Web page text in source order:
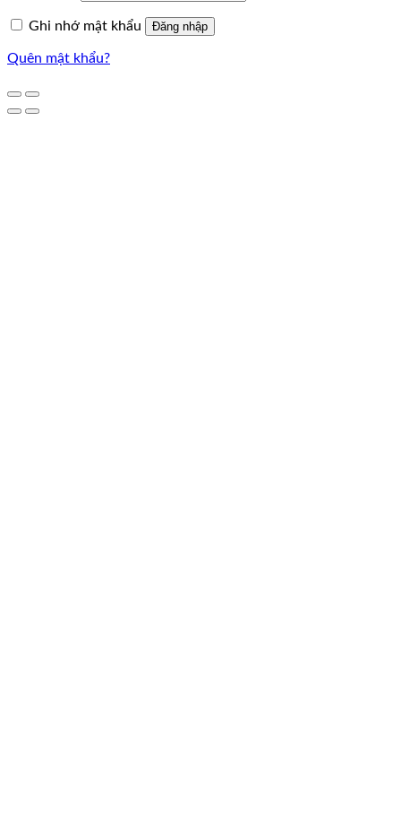
Ghi nhớ mật khẩu Đăng nhập
Quên mật khẩu?